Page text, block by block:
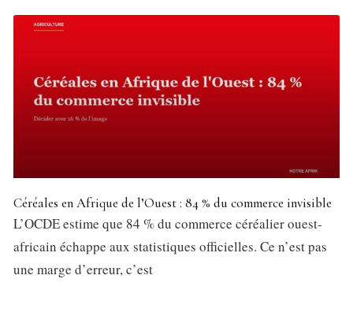
Céréales en Afrique de l’Ouest : 84 % du commerce invisible
L’OCDE estime que 84 % du commerce céréalier ouest-
africain échappe aux statistiques officielles. Ce n’est pas
une marge d’erreur, c’est